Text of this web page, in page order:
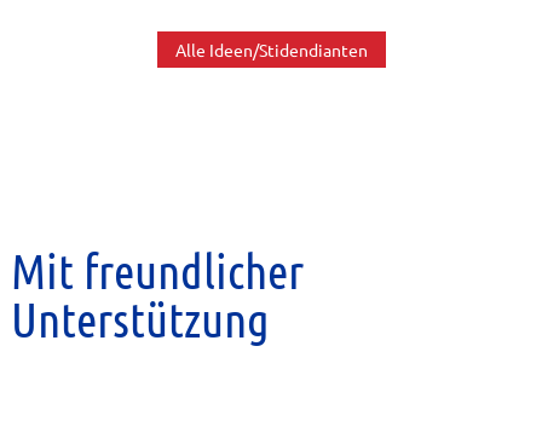
Alle Ideen/Stidendianten
Mit freundlicher
Unterstützung